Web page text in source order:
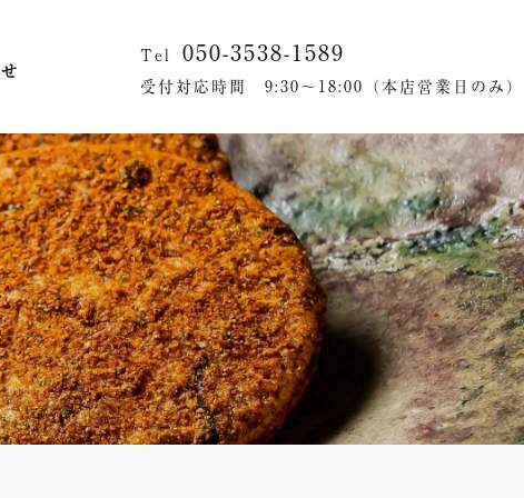
Tel 050-3538-1589
受付対応時間 9:30～18:00（本店営業日のみ）